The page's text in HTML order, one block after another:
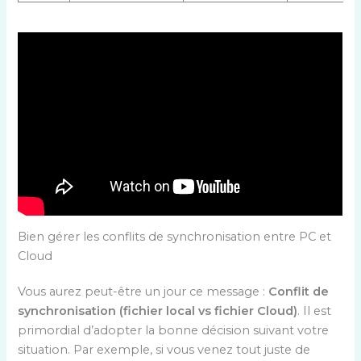
Bien gérer les conflits de synchronisation entre PC et
Cloud
Vous aurez peut-être un jour ce message : Conflit de
synchronisation (fichier local vs fichier Cloud). Il est
primordial d’adopter la bonne décision suivant votre
situation. Par exemple, si vous venez tout juste de